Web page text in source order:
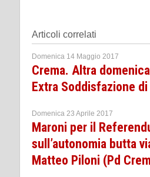
Articoli correlati
Domenica 14 Maggio 2017
Crema. Altra
Extra Soddisfazione
Domenica 23 Aprile 2017
Maroni per il
sull’autonomia butta
Matteo Piloni (Pd